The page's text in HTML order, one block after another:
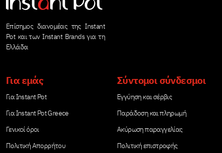
μεταξύ των μοντέλων
ClearCook και Instant
Vortex Plus ClearCook
χωρητικότητα
5.7 λίτρων και
πιστεύουμε ότι […]
ανθυγιεινές είναι η
[…]
Επίσημος διανομέας της Instant
Pot και των Instant Brands για τη
Ελλάδα
Για εμάς
Για Instant Pot
Για Instant Pot Greece
Γενικοί όροι
Πολιτική Απορρήτου
Σύντομοι σύνδεσμοι
Εγγύηση και σέρβις
Παράδοση και πληρωμή
Ακύρωση παραγγελίας
Πολιτική επιστροφής